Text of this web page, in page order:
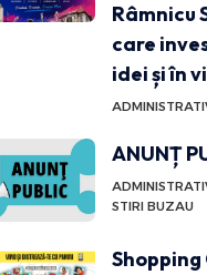
Râmnicu
care
idei și în
ANUNȚ
STIRI BUZAU
Shopping